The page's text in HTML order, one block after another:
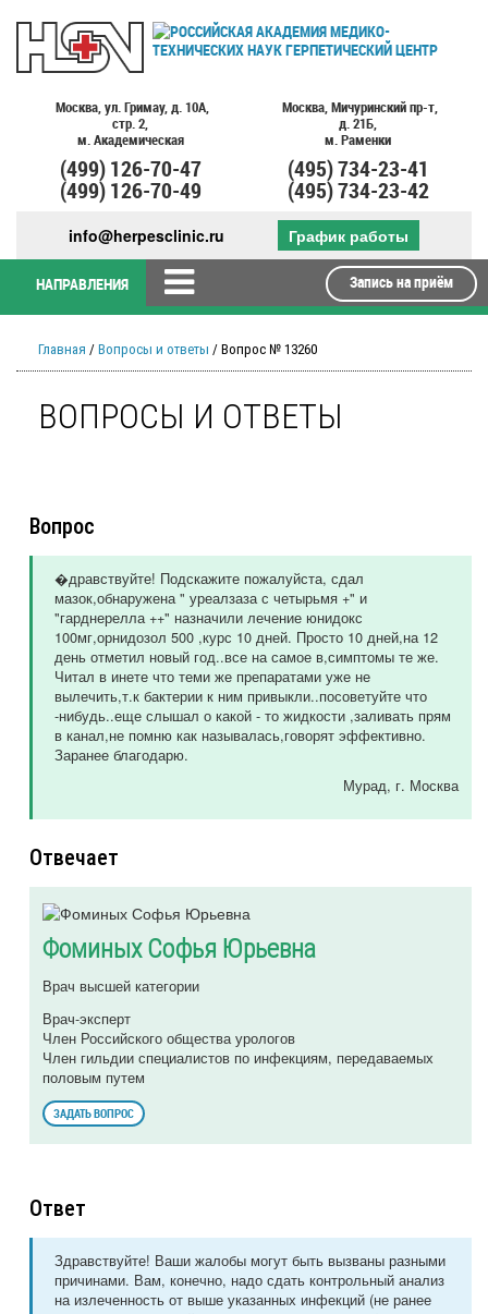
Москва, ул. Гримау,д. 10А,
стр. 2,
м. Академическая
(499)126-70-47
(499)126-70-49
Москва, Мичуринский пр-т,
д. 21Б,
м. Раменки
(495)734-23-41
(495)734-23-42
info@herpesclinic.ru График работы
НАПРАВЛЕНИЯ Запись на приём
Главная / Вопросы и ответы / Вопрос № 13260
ВОПРОСЫ И ОТВЕТЫ
Вопрос
�дравствуйте! Подскажите пожалуйста, сдал
мазок,обнаружена " уреалзаза с четырьмя +" и
"гарднерелла ++" назначили лечение юнидокс
100мг,орнидозол 500 ,курс 10 дней. Просто 10 дней,на 12
день отметил новый год..все на самое в,симптомы те же.
Читал в инете что теми же препаратами уже не
вылечить,т.к бактерии к ним привыкли..посоветуйте что
-нибудь..еще слышал о какой - то жидкости ,заливать прям
в канал,не помню как называлась,говорят эффективно.
Заранее благодарю.
Мурад, г. Москва
Отвечает
Фоминых Софья Юрьевна
Врач высшей категории
Врач-эксперт
Член Российского общества урологов
Член гильдии специалистов по инфекциям, передаваемых
половым путем
ЗАДАТЬ ВОПРОС
Ответ
Здравствуйте! Ваши жалобы могут быть вызваны разными
причинами. Вам, конечно, надо сдать контрольный анализ
на излеченность от выше указанных инфекций (не ранее